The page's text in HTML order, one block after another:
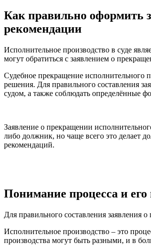
Как правильно оформить
рекомендации
Исполнительное производство в суде
могут обратиться с заявлением о
Судебное прекращение исполнительного
решения. Для правильного составления
судом, а также соблюдать определённые
Заявление о прекращении
либо должник, но чаще всего это делает
рекомендаций.
Понимание процесса и его
Для правильного составления заявления
Исполнительное производство – это
производства могут быть разными, и в